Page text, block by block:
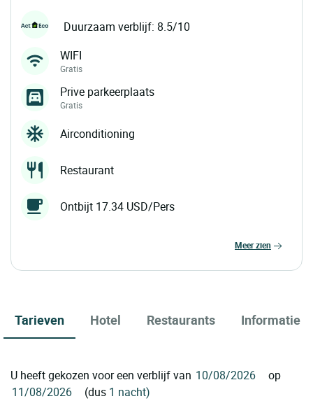
Duurzaam verblijf: 8.5/10
WIFI
Gratis
Prive parkeerplaats
Gratis
Airconditioning
Restaurant
Ontbijt 17.34 USD/Pers
meer zien
Tarieven Hotel Restaurants Informatie
U heeft gekozen voor een verblijf van
op
(dus 1 nacht)